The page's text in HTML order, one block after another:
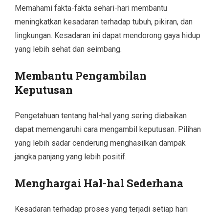
Memahami fakta-fakta sehari-hari membantu
meningkatkan kesadaran terhadap tubuh, pikiran, dan
lingkungan. Kesadaran ini dapat mendorong gaya hidup
yang lebih sehat dan seimbang.
Membantu Pengambilan
Keputusan
Pengetahuan tentang hal-hal yang sering diabaikan
dapat memengaruhi cara mengambil keputusan. Pilihan
yang lebih sadar cenderung menghasilkan dampak
jangka panjang yang lebih positif.
Menghargai Hal-hal Sederhana
Kesadaran terhadap proses yang terjadi setiap hari